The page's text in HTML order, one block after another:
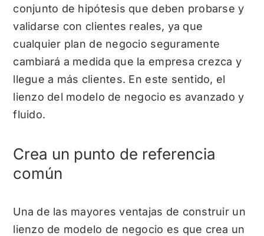
conjunto de hipótesis que deben probarse y
validarse con clientes reales, ya que
cualquier plan de negocio seguramente
cambiará a medida que la empresa crezca y
llegue a más clientes. En este sentido, el
lienzo del modelo de negocio es avanzado y
fluido.
Crea un punto de referencia
común
Una de las mayores ventajas de construir un
lienzo de modelo de negocio es que crea un